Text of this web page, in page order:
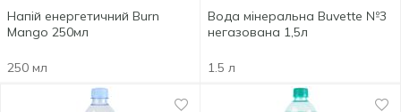
Напій енергетичний Burn
Mango 250мл
250 мл
Вода мінеральна Buvette №3
негазована 1,5л
1.5 л